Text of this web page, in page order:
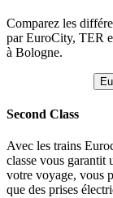
Comparez les
par EuroCity, TER
à Bologne.
Second Class
Avec les trains
classe vous garantit
votre voyage, vous
que des prises